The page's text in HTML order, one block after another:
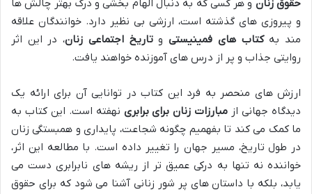
حقوق زنان و هر کسی که به دنبال الهام بخشی و درک بهتر چالش ها
و پیروزی های گذشته است، ارزشی بی نظیر دارد. خوانندگان علاقه
مند بهکتاب های فمینیستیوتاریخ اجتماعی زنان، در این اثر
روایتی جذاب و پر از درس های آموزنده خواهند یافت.
ارزش های منحصر به فرد این کتاب در توانایی آن برای ارائه یک
دیدگاه جهانی از مبارزات زنان برای برابری نهفته است. این کتاب به
ما کمک می کند تا بفهمیم چگونه شجاعت، پایداری و همبستگی زنان
در طول تاریخ، مسیر جهان را تغییر داده است. با مطالعه این اثر،
خواننده نه تنها به درکی عمیق تر از ریشه های نابرابری دست می
یابد، بلکه با داستان های پر شور زنانی آشنا می شود که برای حقوق